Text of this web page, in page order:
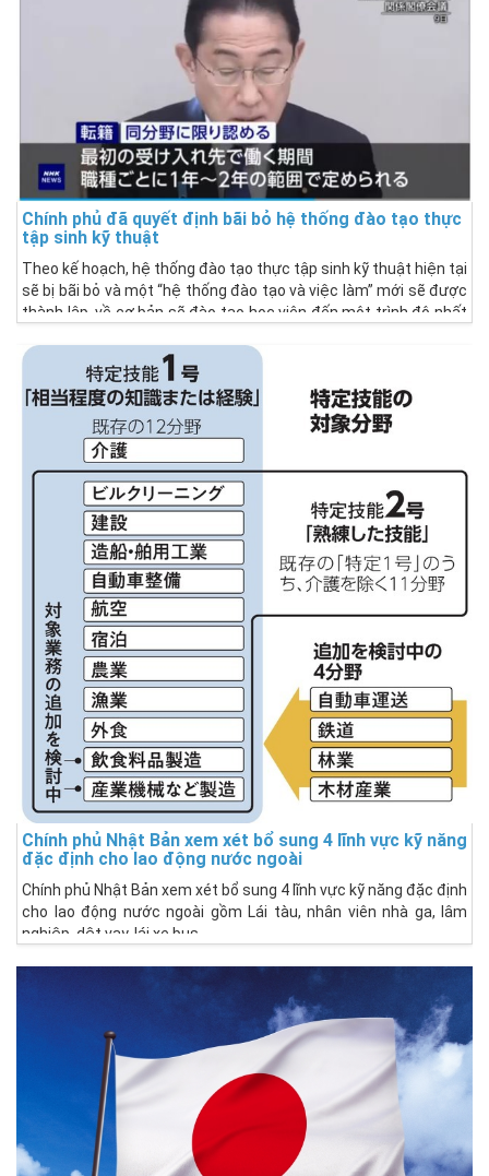
Chính phủ đã quyết định bãi bỏ hệ thống đào tạo thực
tập sinh kỹ thuật
Theo kế hoạch, hệ thống đào tạo thực tập sinh kỹ thuật hiện tại
sẽ bị bãi bỏ và một “hệ thống đào tạo và việc làm” mới sẽ được
thành lập, về cơ bản sẽ đào tạo học viên đến một trình độ nhất
Chính phủ Nhật Bản xem xét bổ sung 4 lĩnh vực kỹ năng
đặc định cho lao động nước ngoài
Chính phủ Nhật Bản xem xét bổ sung 4 lĩnh vực kỹ năng đặc định
cho lao động nước ngoài gồm Lái tàu, nhân viên nhà ga, lâm
nghiệp, dệt vay, lái xe bus...